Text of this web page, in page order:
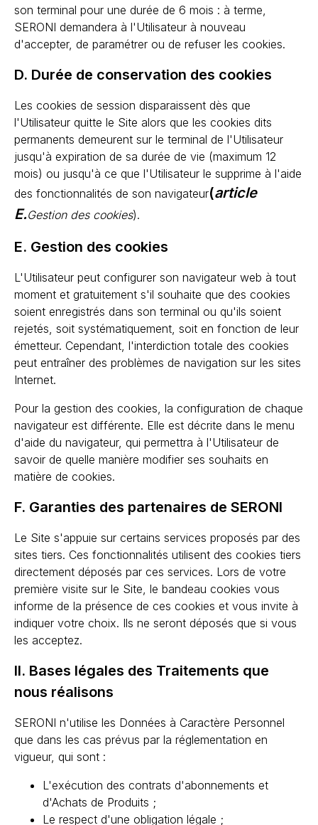
son terminal pour une durée de 6 mois : à terme,
SERONI demandera à l'Utilisateur à nouveau
d'accepter, de paramétrer ou de refuser les cookies.
D. Durée de conservation des cookies
Les cookies de session disparaissent dès que
l'Utilisateur quitte le Site alors que les cookies dits
permanents demeurent sur le terminal de l'Utilisateur
jusqu'à expiration de sa durée de vie (maximum 12
mois) ou jusqu'à ce que l'Utilisateur le supprime à l'aide
des fonctionnalités de son navigateur(article
E.Gestion des cookies).
E. Gestion des cookies
L'Utilisateur peut configurer son navigateur web à tout
moment et gratuitement s'il souhaite que des cookies
soient enregistrés dans son terminal ou qu'ils soient
rejetés, soit systématiquement, soit en fonction de leur
émetteur. Cependant, l'interdiction totale des cookies
peut entraîner des problèmes de navigation sur les sites
Internet.
Pour la gestion des cookies, la configuration de chaque
navigateur est différente. Elle est décrite dans le menu
d'aide du navigateur, qui permettra à l'Utilisateur de
savoir de quelle manière modifier ses souhaits en
matière de cookies.
F. Garanties des partenaires de SERONI
Le Site s'appuie sur certains services proposés par des
sites tiers. Ces fonctionnalités utilisent des cookies tiers
directement déposés par ces services. Lors de votre
première visite sur le Site, le bandeau cookies vous
informe de la présence de ces cookies et vous invite à
indiquer votre choix. Ils ne seront déposés que si vous
les acceptez.
II. Bases légales des Traitements que
nous réalisons
SERONI n'utilise les Données à Caractère Personnel
que dans les cas prévus par la réglementation en
vigueur, qui sont :
L'exécution des contrats d'abonnements et
d'Achats de Produits ;
Le respect d'une obligation légale ;